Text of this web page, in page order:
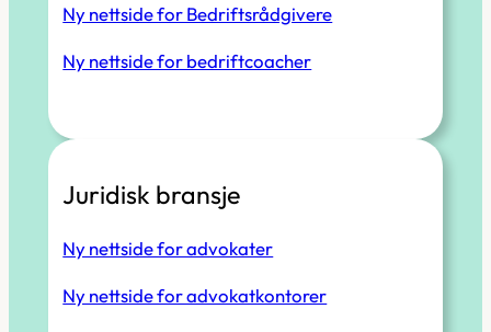
Ny nettside for Bedriftsrådgivere
Ny nettside for bedriftcoacher
Juridisk bransje
Ny nettside for advokater
Ny nettside for advokatkontorer